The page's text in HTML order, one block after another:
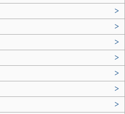
>
>
>
>
>
>
>